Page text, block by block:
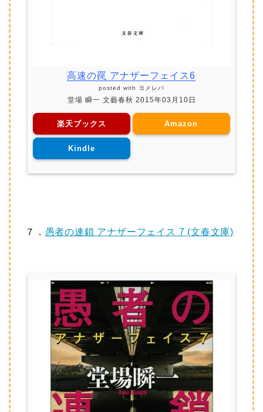
高速の罠 アナザーフェイス6
posted with ヨメレバ
堂場 瞬一 文藝春秋 2015年03月10日
楽天ブックス Amazon
Kindle
７． 愚者の連鎖 アナザーフェイス 7 (文春文庫)